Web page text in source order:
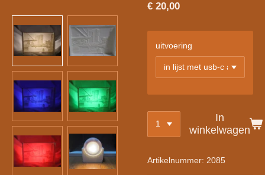
€ 20,00
uitvoering
In
winkelwagen
Artikelnummer: 2085